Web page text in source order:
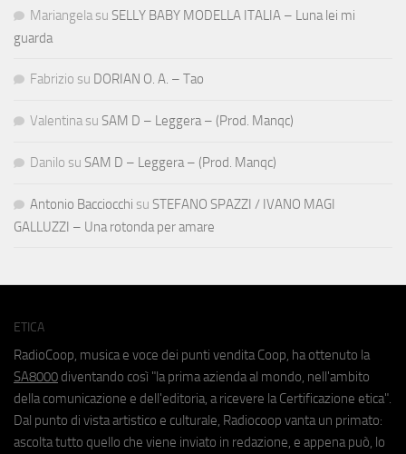
Mariangela su SELLY BABY MODELLA ITALIA – Luna lei mi
guarda
Fabrizio su DORIAN O. A. – Tao
Valentina su SAM D – Leggera – (Prod. Manqc)
Danilo su SAM D – Leggera – (Prod. Manqc)
Antonio Bacciocchi su STEFANO SPAZZI / IVANO MAGI
GALLUZZI – Una rotonda per amare
ETICA
RadioCoop, musica e voce dei punti vendita Coop, ha ottenuto la
SA8000 diventando così "la prima azienda al mondo, nell'ambito
della comunicazione e dell'editoria, a ricevere la Certificazione etica".
Dal punto di vista artistico e culturale, Radiocoop vanta un primato:
ascolta tutto quello che viene inviato in redazione, e appena può, lo